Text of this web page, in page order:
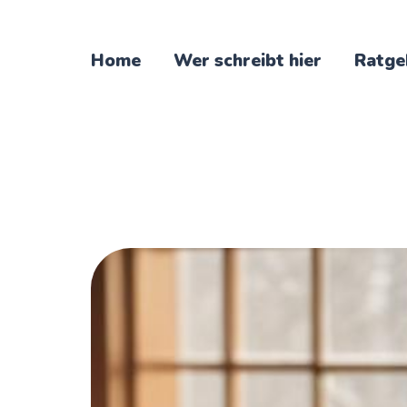
Home Wer schreibt hier